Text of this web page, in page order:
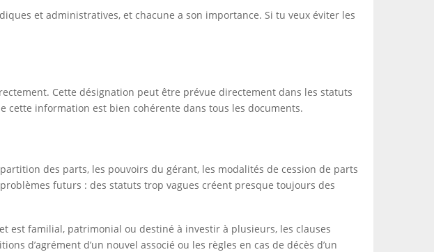
et administratives, et chacune a son importance. Si tu veux éviter les
Cette désignation peut être prévue directement dans les statuts
cette information est bien cohérente dans tous les documents.
des parts, les pouvoirs du gérant, les modalités de cession de parts
futurs : des statuts trop vagues créent presque toujours des
est familial, patrimonial ou destiné à investir à plusieurs, les clauses
d’agrément d’un nouvel associé ou les règles en cas de décès d’un